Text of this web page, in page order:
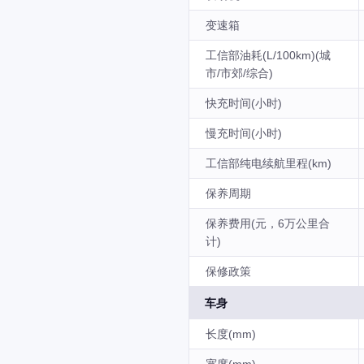
变速箱
工信部油耗(L/100km)(城
市/市郊/综合)
快充时间(小时)
慢充时间(小时)
工信部纯电续航里程(km)
保养周期
保养费用(元，6万公里合
计)
保修政策
车身
长度(mm)